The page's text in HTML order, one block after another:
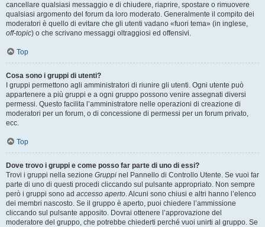
cancellare qualsiasi messaggio e di chiudere, riaprire, spostare o rimuovere
qualsiasi argomento del forum da loro moderato. Generalmente il compito dei
moderatori è quello di evitare che gli utenti vadano «fuori tema» (in inglese,
off-topic) o che scrivano messaggi oltraggiosi ed offensivi.
Top
Cosa sono i gruppi di utenti?
I gruppi permettono agli amministratori di riunire gli utenti. Ogni utente può
appartenere a più gruppi e a ogni gruppo possono venire assegnati diversi
permessi. Questo facilita l’amministratore nelle operazioni di creazione di
moderatori per un forum, o di concessione di permessi per un forum privato,
ecc.
Top
Dove trovo i gruppi e come posso far parte di uno di essi?
Trovi i gruppi nella sezione Gruppi nel Pannello di Controllo Utente. Se vuoi far
parte di uno di questi procedi cliccando sul pulsante appropriato. Non sempre
però i gruppi sono ad accesso aperto. Alcuni sono chiusi e altri hanno l’elenco
dei membri nascosto. Se il gruppo è aperto, puoi chiedere l’ammissione
cliccando sul pulsante apposito. Dovrai ottenere l’approvazione del
moderatore del gruppo, che potrebbe chiederti perché vuoi unirti al gruppo. Se